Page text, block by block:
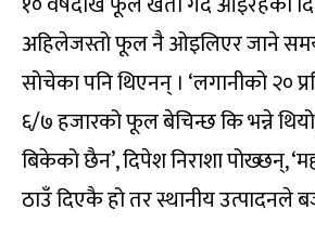
अहिलेजस्तो फूल नै ओइलिएर जाने
सोचेका पनि थिएनन् । ‘लगानीको २०
६/७ हजारको फूल बेचिन्छ कि भन्ने
बिकेको छैन’, दिपेश निराशा पोख्छन्,
ठाउँ दिएकै हो तर स्थानीय उत्पादनले